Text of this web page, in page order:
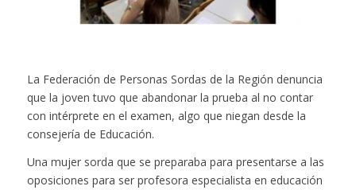
La Federación de Personas Sordas de la Región denuncia
que la joven tuvo que abandonar la prueba al no contar
con intérprete en el examen, algo que niegan desde la
consejería de Educación.
Una mujer sorda que se preparaba para presentarse a las
oposiciones para ser profesora especialista en educación